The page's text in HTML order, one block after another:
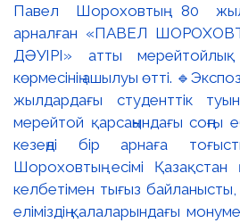
Павел Шороховтың 80
арналған «ПАВЕЛ
ДӘУІРІ» атты мерейтойлық
көрмесінің ашылуы өтті.
жылдардағы студенттік
мерейтой қарсаңындағы соңғы
кезеңді бір арнаға
Шороховтың есімі Қазақстан
келбетімен тығыз
еліміздің қалаларындағы